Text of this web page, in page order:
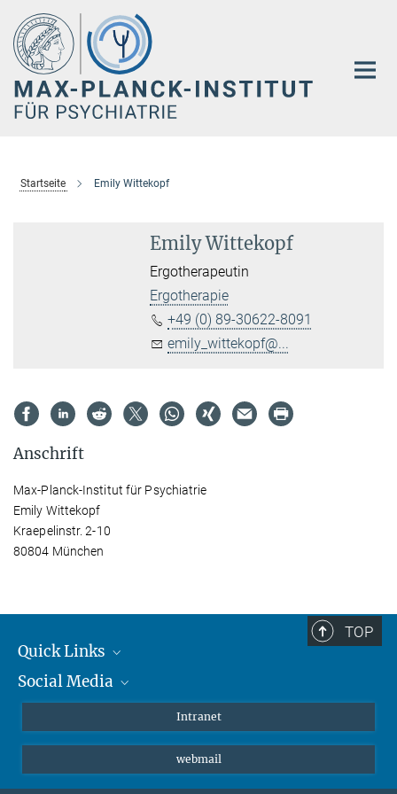
Hauptinhalt
Startseite Emily Wittekopf
Emily Wittekopf
Ergotherapeutin
Ergotherapie
+49 (0) 89-30622-8091
emily_wittekopf@...
Anschrift
Max-Planck-Institut für Psychiatrie
Emily Wittekopf
Kraepelinstr. 2-10
80804 München
TOP
Quick Links
Student*innen/Wissenschaftler*innen
Social Media
Bluesky
Intranet
webmail